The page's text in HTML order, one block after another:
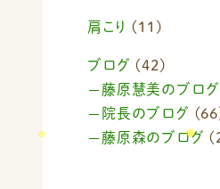
肩こり (11)
ブログ (42)
藤原慧美のブログ
院長のブログ
藤原森のブログ